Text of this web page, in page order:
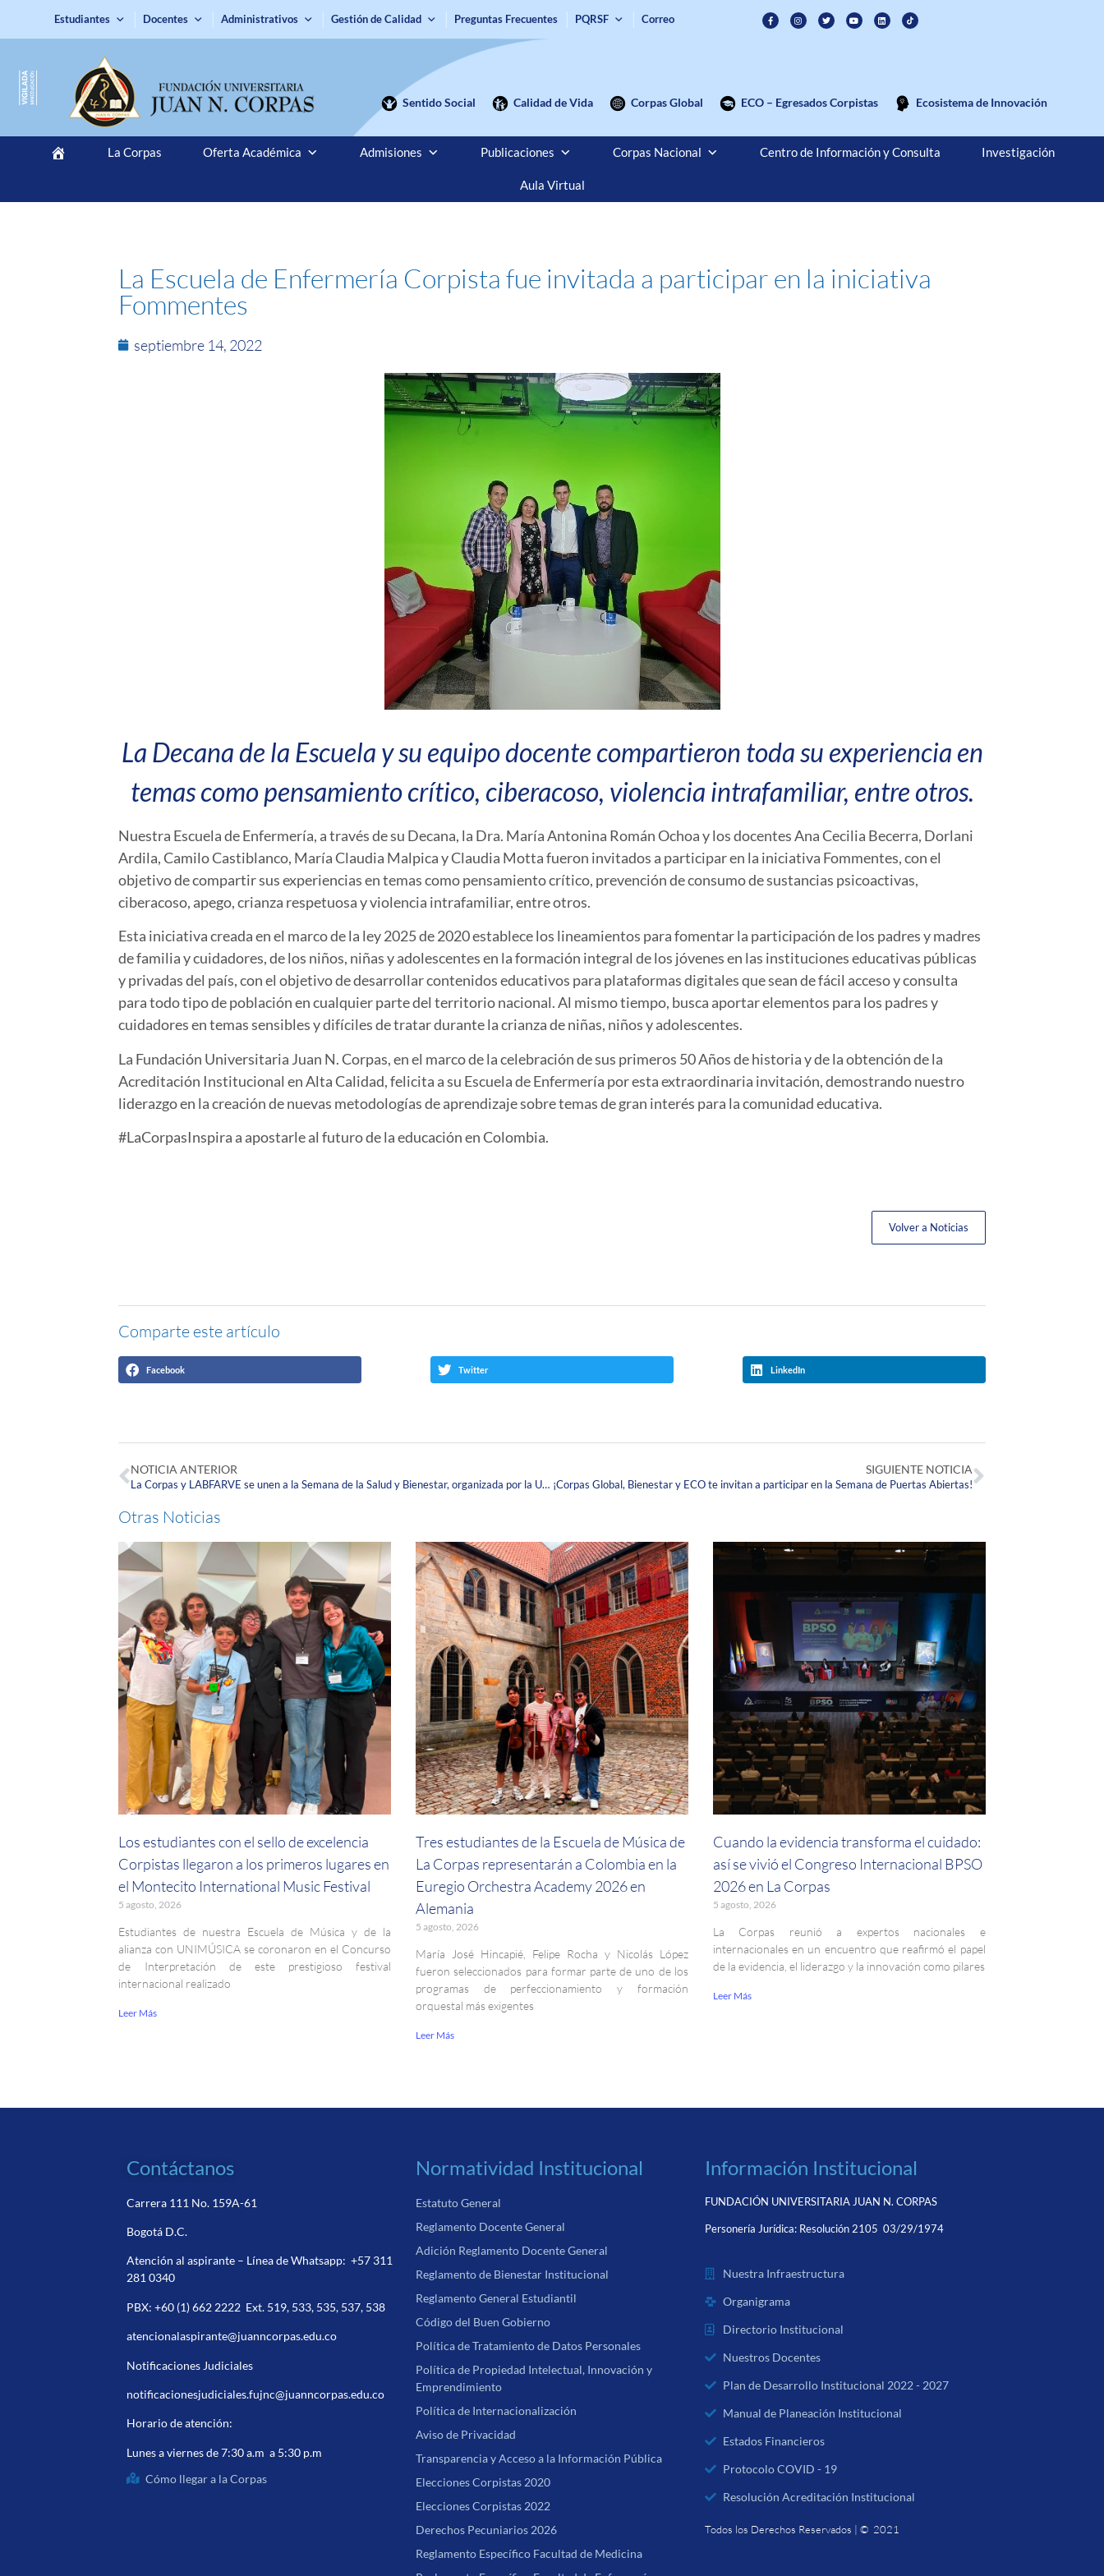
Estudiantes Docentes Administrativos Gestión de Calidad Preguntas Frecuentes PQRSF Correo
Sentido Social Calidad de Vida Corpas Global ECO – Egresados Corpistas Ecosistema de Innovación
La Corpas Oferta Académica Admisiones Publicaciones Corpas Nacional Centro de Información y Consulta Investigación
Aula Virtual
La Escuela de Enfermería Corpista fue invitada a participar en la iniciativa
Fommentes
septiembre 14, 2022
La Decana de la Escuela y su equipo docente compartieron toda su experiencia en
temas como pensamiento crítico, ciberacoso, violencia intrafamiliar, entre otros.
Nuestra Escuela de Enfermería, a través de su Decana, la Dra. María Antonina Román Ochoa y los docentes Ana Cecilia Becerra, Dorlani
Ardila, Camilo Castiblanco, María Claudia Malpica y Claudia Motta fueron invitados a participar en la iniciativa Fommentes, con el
objetivo de compartir sus experiencias en temas como pensamiento crítico, prevención de consumo de sustancias psicoactivas,
ciberacoso, apego, crianza respetuosa y violencia intrafamiliar, entre otros.
Esta iniciativa creada en el marco de la ley 2025 de 2020 establece los lineamientos para fomentar la participación de los padres y madres
de familia y cuidadores, de los niños, niñas y adolescentes en la formación integral de los jóvenes en las instituciones educativas públicas
y privadas del país, con el objetivo de desarrollar contenidos educativos para plataformas digitales que sean de fácil acceso y consulta
para todo tipo de población en cualquier parte del territorio nacional. Al mismo tiempo, busca aportar elementos para los padres y
cuidadores en temas sensibles y difíciles de tratar durante la crianza de niñas, niños y adolescentes.
La Fundación Universitaria Juan N. Corpas, en el marco de la celebración de sus primeros 50 Años de historia y de la obtención de la
Acreditación Institucional en Alta Calidad, felicita a su Escuela de Enfermería por esta extraordinaria invitación, demostrando nuestro
liderazgo en la creación de nuevas metodologías de aprendizaje sobre temas de gran interés para la comunidad educativa.
#LaCorpasInspira a apostarle al futuro de la educación en Colombia.
Volver a Noticias
Comparte este artículo
Facebook Twitter LinkedIn
NOTICIA ANTERIOR
La Corpas y LABFARVE se unen a la Semana de la Salud y Bienestar, organizada por la Universidad de América
SIGUIENTE NOTICIA
¡Corpas Global, Bienestar y ECO te invitan a participar en la Semana de Puertas Abiertas!
Otras Noticias
Los estudiantes con el sello de excelencia
Corpistas llegaron a los primeros lugares en
el Montecito International Music Festival
5 agosto, 2026
Estudiantes de nuestra Escuela de Música y de la
alianza con UNIMÚSICA se coronaron en el Concurso
de Interpretación de este prestigioso festival
internacional realizado
Leer Más
Tres estudiantes de la Escuela de Música de
La Corpas representarán a Colombia en la
Euregio Orchestra Academy 2026 en
Alemania
5 agosto, 2026
María José Hincapié, Felipe Rocha y Nicolás López
fueron seleccionados para formar parte de uno de los
programas de perfeccionamiento y formación
orquestal más exigentes
Leer Más
Cuando la evidencia transforma el cuidado:
así se vivió el Congreso Internacional BPSO
2026 en La Corpas
5 agosto, 2026
La Corpas reunió a expertos nacionales e
internacionales en un encuentro que reafirmó el papel
de la evidencia, el liderazgo y la innovación como pilares
Leer Más
Contáctanos
Carrera 111 No. 159A-61
Bogotá D.C.
Atención al aspirante – Línea de Whatsapp:+57 311
281 0340
PBX:+60 (1) 662 2222 Ext. 519, 533, 535, 537, 538
atencionalaspirante@juanncorpas.edu.co
Notificaciones Judiciales
notificacionesjudiciales.fujnc@juanncorpas.edu.co
Horario de atención:
Lunes a viernes de 7:30 a.m a 5:30 p.m
Cómo llegar a la Corpas
Normatividad Institucional
Estatuto General
Reglamento Docente General
Adición Reglamento Docente General
Reglamento de Bienestar Institucional
Reglamento General Estudiantil
Código del Buen Gobierno
Política de Tratamiento de Datos Personales
Política de Propiedad Intelectual, Innovación y
Emprendimiento
Política de Internacionalización
Aviso de Privacidad
Transparencia y Acceso a la Información Pública
Elecciones Corpistas 2020
Elecciones Corpistas 2022
Derechos Pecuniarios 2026
Reglamento Específico Facultad de Medicina
Información Institucional
FUNDACIÓN UNIVERSITARIA JUAN N. CORPAS
Personería Jurídica: Resolución 2105 03/29/1974
Nuestra Infraestructura
Organigrama
Directorio Institucional
Nuestros Docentes
Plan de Desarrollo Institucional 2022 - 2027
Manual de Planeación Institucional
Estados Financieros
Protocolo COVID - 19
Resolución Acreditación Institucional
Todos los Derechos Reservados | © 2021